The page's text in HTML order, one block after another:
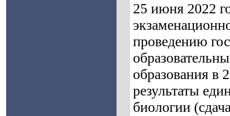
25 июня 2022
проведению
образования в
результаты
биологии